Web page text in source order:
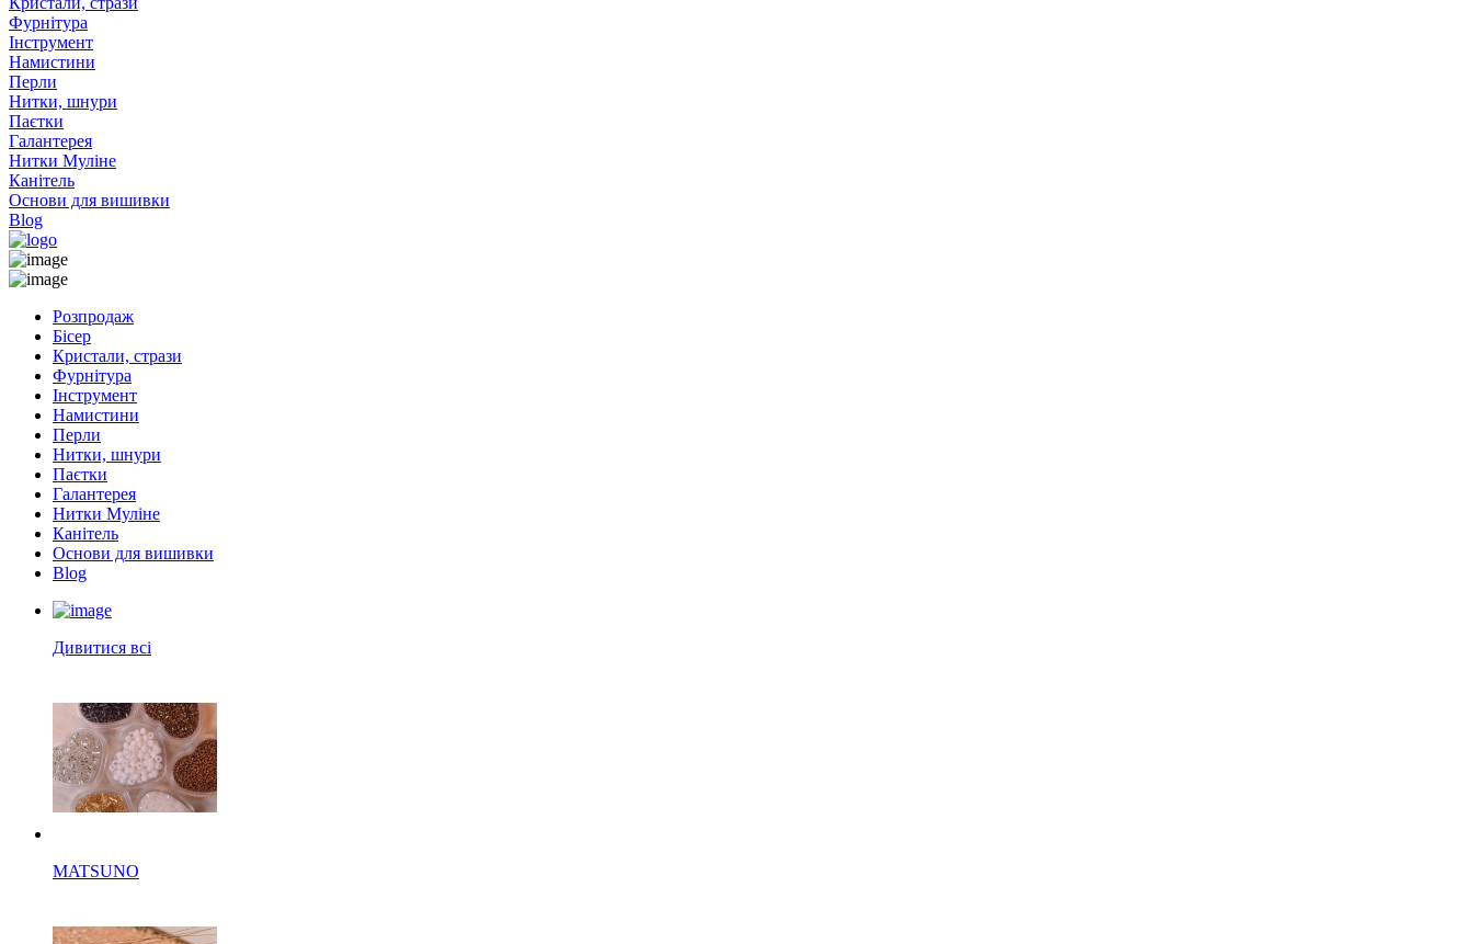
Фурнітура
Інструмент
Намистини
Перли
Нитки, шнури
Паєтки
Галантерея
Нитки Муліне
Канітель
Основи для вишивки
Blog
Розпродаж
Бісер
Кристали, стрази
Фурнітура
Інструмент
Намистини
Перли
Нитки, шнури
Паєтки
Галантерея
Нитки Муліне
Канітель
Основи для вишивки
Blog
Дивитися всі
MATSUNO